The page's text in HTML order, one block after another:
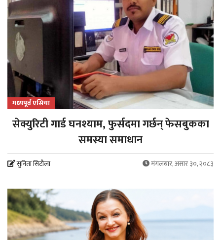
मध्यपूर्व एसिया
सेक्युरिटी गार्ड घनश्याम, फुर्सदमा गर्छन् फेसबुकका
समस्या समाधान
सुनिता सिटौला मंगलबार, असार ३०, २०८३